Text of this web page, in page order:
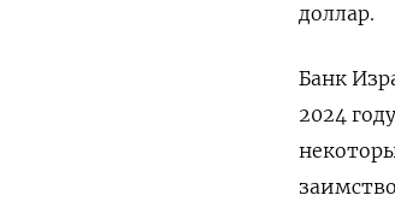
доллар.
Банк
2024